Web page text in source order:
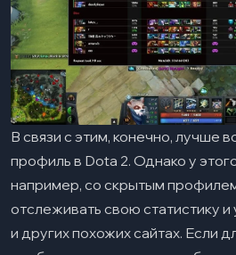
В связи с этим, конечно, лучше
профиль в Dota 2. Однако у
например, со скрытым
отслеживать свою статистику
и других похожих сайтах. Если